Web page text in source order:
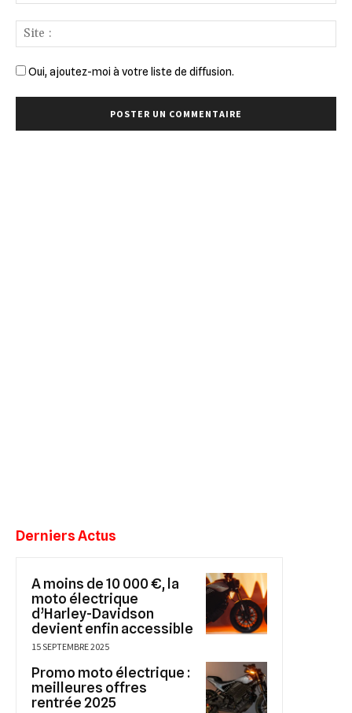
Oui, ajoutez-moi à votre liste de diffusion.
Derniers Actus
A moins de 10 000 €, la
moto électrique
d’Harley-Davidson
devient enfin accessible
15 SEPTEMBRE 2025
Promo moto électrique :
meilleures offres
rentrée 2025